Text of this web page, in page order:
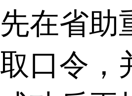
先在省助
取口令，